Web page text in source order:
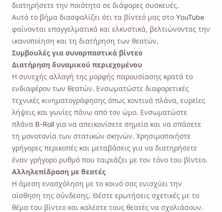
διατηρήσετε την ποιότητα σε διάφορες συσκευές.
Αυτό το βήμα διασφαλίζει ότι τα βίντεό μας στο YouTube
φαίνονται επαγγελματικά και ελκυστικά, βελτιώνοντας την
ικανοποίηση και τη διατήρηση των θεατών.
Συμβουλές για συναρπαστικά βίντεο
Διατήρηση δυναμικού περιεχομένου
Η συνεχής αλλαγή της μορφής παρουσίασης κρατά το
ενδιαφέρον των θεατών. Ενσωματώστε διαφορετικές
τεχνικές κινηματογράφησης όπως κοντινά πλάνα, ευρείες
λήψεις και γωνίες πάνω από τον ώμο. Ενσωματώστε
πλάνα B-Roll για να απεικονίσετε σημεία και να σπάσετε
τη μονοτονία των στατικών σκηνών. Χρησιμοποιήστε
γρήγορες περικοπές και μεταβάσεις για να διατηρήσετε
έναν γρήγορο ρυθμό που ταιριάζει με τον τόνο του βίντεο.
Αλληλεπίδραση με θεατές
Η άμεση ενασχόληση με το κοινό σας ενισχύει την
αίσθηση της σύνδεσης. Θέστε ερωτήσεις σχετικές με το
θέμα του βίντεο και καλέστε τους θεατές να σχολιάσουν.